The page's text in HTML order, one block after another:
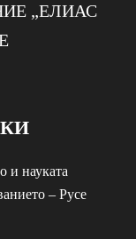
„EЛИАС
и науката
– Русе